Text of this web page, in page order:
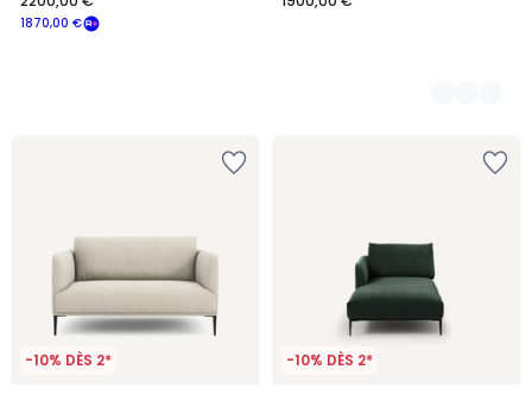
1870,00 €
-10% DÈS 2* -10% DÈS 2*